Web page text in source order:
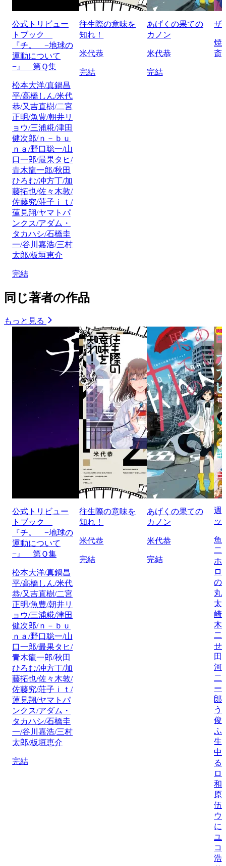
公式トリビュー
トブック
『チ。 −地球の
運動について
−』 第Ｑ集
松本大洋/真鍋昌
平/高橋しん/米代
恭/又吉直樹/二宮
正明/魚豊/朝井リ
ョウ/三浦糀/津田
健次郎/ｎ－ｂｕ
ｎａ/野口聡一/山
口一郎/最果タヒ/
青木龍一郎/秋田
ひろむ/冲方丁/加
藤拓也/佐々木敦/
佐藤究/荘子ｉｔ/
蓮見翔/ヤマトパ
ンクス/アダム・
タカハシ/石橋圭
一/谷川嘉浩/三村
太郎/板垣恵介
完結
往生際の意味を
知れ！
米代恭
完結
あげくの果ての
カノン
米代恭
完結
ザ
焼
斎
同じ著者の作品
もっと見る
公式トリビュー
トブック
『チ。 −地球の
運動について
−』 第Ｑ集
松本大洋/真鍋昌
平/高橋しん/米代
恭/又吉直樹/二宮
正明/魚豊/朝井リ
ョウ/三浦糀/津田
健次郎/ｎ－ｂｕ
ｎａ/野口聡一/山
口一郎/最果タヒ/
青木龍一郎/秋田
ひろむ/冲方丁/加
藤拓也/佐々木敦/
佐藤究/荘子ｉｔ/
蓮見翔/ヤマトパ
ンクス/アダム・
タカハシ/石橋圭
一/谷川嘉浩/三村
太郎/板垣恵介
完結
往生際の意味を
知れ！
米代恭
完結
あげくの果ての
カノン
米代恭
完結
週
ッ
魚
二
ホ
ロ
の
丸
太
崎
木
二
せ
田
河
二
ー
郎
う
俊/
ふ
生
中
る
ロ
和
原
伍/
ウ
に
ユ
コ
浩